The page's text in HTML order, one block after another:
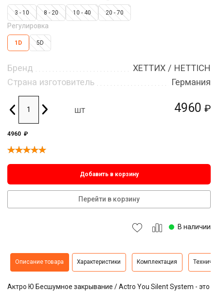
4960 ₽
3 - 10 8 - 20 10 - 40 20 - 70
Регулировка
1D 5D
Бренд
ХЕТТИХ / HETTICH
Страна изготовитель
Германия
шт
4960 ₽
Добавить в корзину
Перейти в корзину
В наличии
Описание товара Характеристики Комплектация
Актро Ю Бесшумное закрывание / Actro You Silent System - это